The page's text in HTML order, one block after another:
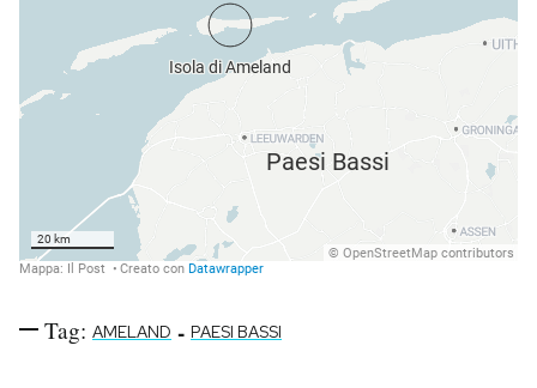
Tag: AMELAND - PAESI BASSI